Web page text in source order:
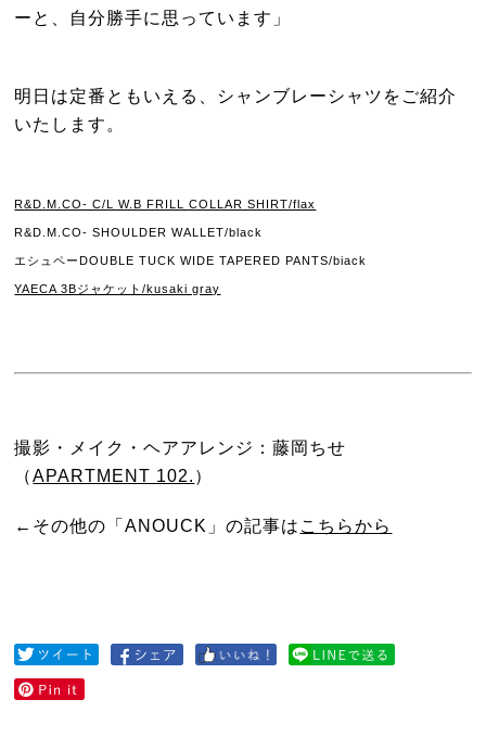
ーと、自分勝手に思っています」
明日は定番ともいえる、シャンブレーシャツをご紹介
いたします。
R&D.M.CO- C/L W.B FRILL COLLAR SHIRT/flax
R&D.M.CO- SHOULDER WALLET/black
エシュペーDOUBLE TUCK WIDE TAPERED PANTS/biack
YAECA 3Bジャケット/kusaki gray
撮影・メイク・ヘアアレンジ：藤岡ちせ
（APARTMENT 102. ）
←その他の「ANOUCK」の記事は こちらから